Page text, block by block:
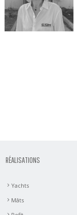
RÉALISATIONS
Yachts
Mâts